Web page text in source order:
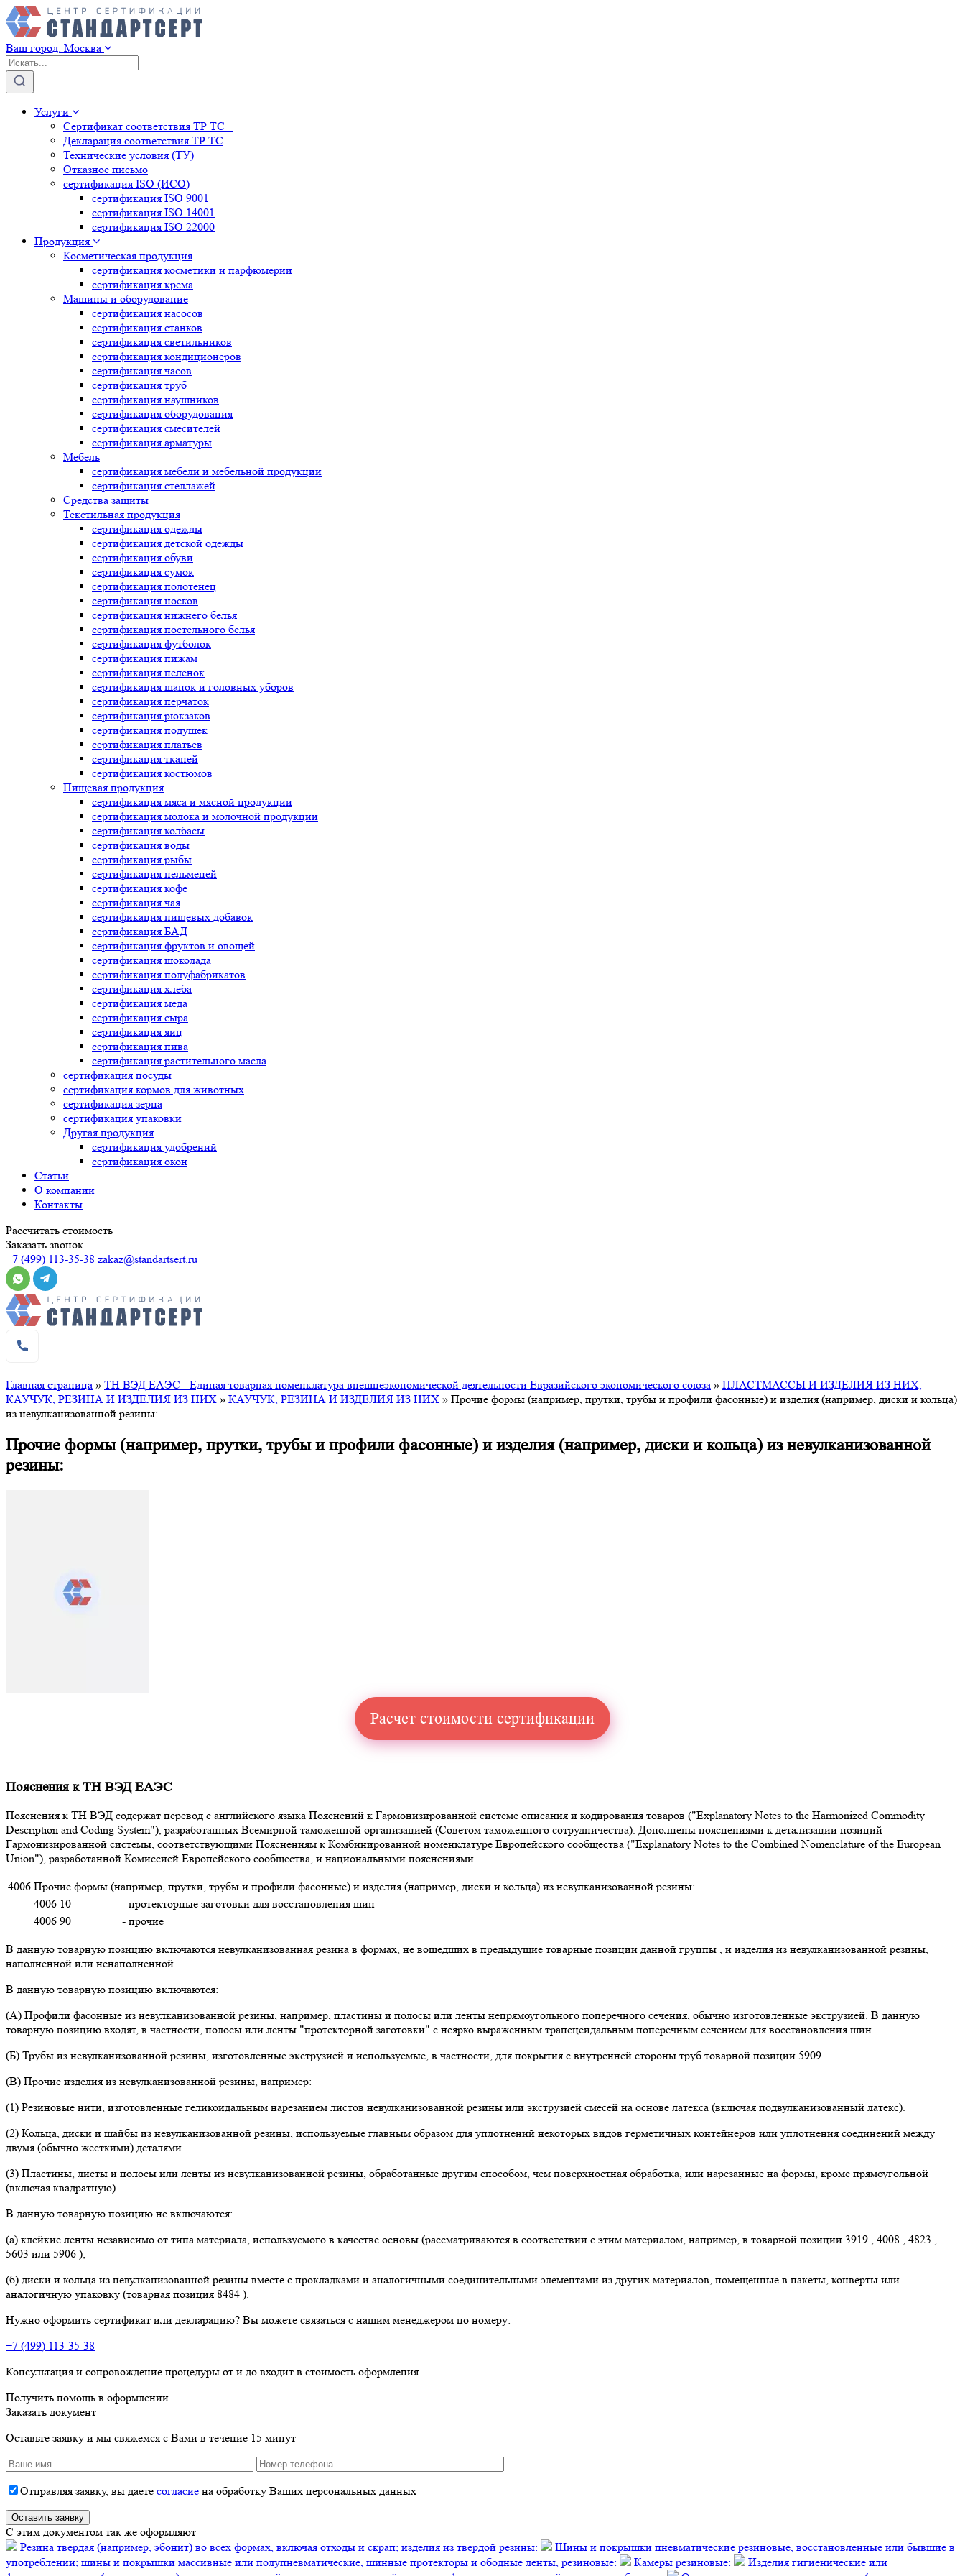
Ваш город: Москва
Услуги
Сертификат соответствия ТР ТС
Декларация соответствия ТР ТС
Технические условия (ТУ)
Отказное письмо
сертификация ISO (ИСО)
сертификация ISO 9001
сертификация ISO 14001
сертификация ISO 22000
Продукция
Косметическая продукция
сертификация косметики и парфюмерии
сертификация крема
Машины и оборудование
сертификация насосов
сертификация станков
сертификация светильников
сертификация кондиционеров
сертификация часов
сертификация труб
сертификация наушников
сертификация оборудования
сертификация смесителей
сертификация арматуры
Мебель
сертификация мебели и мебельной продукции
сертификация стеллажей
Средства защиты
Текстильная продукция
сертификация одежды
сертификация детской одежды
сертификация обуви
сертификация сумок
сертификация полотенец
сертификация носков
сертификация нижнего белья
сертификация постельного белья
сертификация футболок
сертификация пижам
сертификация пеленок
сертификация шапок и головных уборов
сертификация перчаток
сертификация рюкзаков
сертификация подушек
сертификация платьев
сертификация тканей
сертификация костюмов
Пищевая продукция
сертификация мяса и мясной продукции
сертификация молока и молочной продукции
сертификация колбасы
сертификация воды
сертификация рыбы
сертификация пельменей
сертификация кофе
сертификация чая
сертификация пищевых добавок
сертификация БАД
сертификация фруктов и овощей
сертификация шоколада
сертификация полуфабрикатов
сертификация хлеба
сертификация меда
сертификация сыра
сертификация яиц
сертификация пива
сертификация растительного масла
сертификация посуды
сертификация кормов для животных
сертификация зерна
сертификация упаковки
Другая продукция
сертификация удобрений
сертификация окон
Статьи
О компании
Контакты
Рассчитать стоимость
Заказать звонок
+7 (499) 113-35-38 zakaz@standartsert.ru
Главная страница » ТН ВЭД ЕАЭС - Единая товарная номенклатура внешнеэкономической деятельности Евразийского экономического союза » ПЛАСТМАССЫ И ИЗДЕЛИЯ ИЗ НИХ,
КАУЧУК, РЕЗИНА И ИЗДЕЛИЯ ИЗ НИХ » КАУЧУК, РЕЗИНА И ИЗДЕЛИЯ ИЗ НИХ » Прочие формы (например, прутки, трубы и профили фасонные) и изделия (например, диски и кольца)
из невулканизованной резины:
Прочие формы (например, прутки, трубы и профили фасонные) и изделия (например, диски и кольца) из невулканизованной
резины:
Расчет стоимости сертификации
Пояснения к ТН ВЭД ЕАЭС
Пояснения к ТН ВЭД содержат перевод с английского языка Пояснений к Гармонизированной системе описания и кодирования товаров ("Explanatory Notes to the Harmonized Commodity
Description and Coding System"), разработанных Всемирной таможенной организацией (Советом таможенного сотрудничества). Дополнены пояснениями к детализации позиций
Гармонизированной системы, соответствующими Пояснениям к Комбинированной номенклатуре Европейского сообщества ("Explanatory Notes to the Combined Nomenclature of the European
Union"), разработанной Комиссией Европейского сообщества, и национальными пояснениями.
4006 Прочие формы (например, прутки, трубы и профили фасонные) и изделия (например, диски и кольца) из невулканизованной резины:
4006 10
- протекторные заготовки для восстановления шин
4006 90
- прочие
В данную товарную позицию включаются невулканизованная резина в формах, не вошедших в предыдущие товарные позиции данной группы , и изделия из невулканизованной резины,
наполненной или ненаполненной.
В данную товарную позицию включаются:
(А) Профили фасонные из невулканизованной резины, например, пластины и полосы или ленты непрямоугольного поперечного сечения, обычно изготовленные экструзией. В данную
товарную позицию входят, в частности, полосы или ленты "протекторной заготовки" с неярко выраженным трапецеидальным поперечным сечением для восстановления шин.
(Б) Трубы из невулканизованной резины, изготовленные экструзией и используемые, в частности, для покрытия с внутренней стороны труб товарной позиции 5909 .
(В) Прочие изделия из невулканизованной резины, например:
(1) Резиновые нити, изготовленные геликоидальным нарезанием листов невулканизованной резины или экструзией смесей на основе латекса (включая подвулканизованный латекс).
(2) Кольца, диски и шайбы из невулканизованной резины, используемые главным образом для уплотнений некоторых видов герметичных контейнеров или уплотнения соединений между
двумя (обычно жесткими) деталями.
(3) Пластины, листы и полосы или ленты из невулканизованной резины, обработанные другим способом, чем поверхностная обработка, или нарезанные на формы, кроме прямоугольной
(включая квадратную).
В данную товарную позицию не включаются:
(а) клейкие ленты независимо от типа материала, используемого в качестве основы (рассматриваются в соответствии с этим материалом, например, в товарной позиции 3919 , 4008 , 4823 ,
5603 или 5906 );
(б) диски и кольца из невулканизованной резины вместе с прокладками и аналогичными соединительными элементами из других материалов, помещенные в пакеты, конверты или
аналогичную упаковку (товарная позиция 8484 ).
Нужно оформить сертификат или декларацию? Вы можете связаться с нашим менеджером по номеру:
+7 (499) 113-35-38
Консультация и сопровождение процедуры от и до входит в стоимость оформления
Получить помощь в оформлении
Заказать документ
Оставьте заявку и мы свяжемся с Вами в течение 15 минут
Отправляя заявку, вы даете согласие на обработку Ваших персональных данных
C этим документом так же оформляют
Резина твердая (например, эбонит) во всех формах, включая отходы и скрап; изделия из твердой резины:
Шины и покрышки пневматические резиновые, восстановленные или бывшие в
употреблении; шины и покрышки массивные или полупневматические, шинные протекторы и ободные ленты, резиновые:
Камеры резиновые:
Изделия гигиенические или